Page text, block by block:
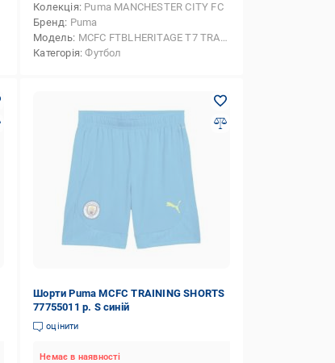
Колекція Puma MANCHESTER CITY FC
Бренд Puma
Модель MCFC FTBLHERITAGE T7 TRACK PANTS
Категорія Футбол
Шорти Puma MCFC TRAINING SHORTS
77755011 р. S синій
оцінити
Немає в наявності